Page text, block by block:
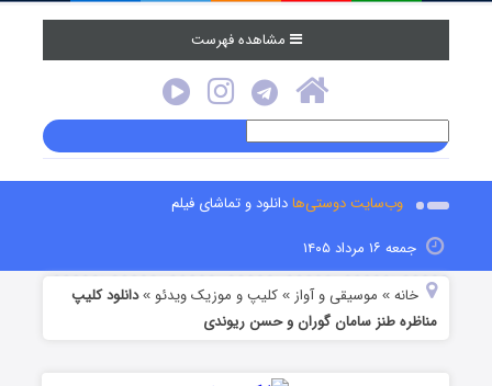
مشاهده فهرست
وب‌سایت دوستی‌هادانلود و تماشای فیلم
جمعه ۱۶ مرداد ۱۴۰۵
خانه » موسیقی و آواز »کلیپ و موزیک ویدئو »دانلود کلیپ
مناظره طنز سامان گوران و حسن ریوندی